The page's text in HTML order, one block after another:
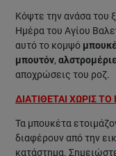
Κόψτε την ανάσα του
Ημέρα του Αγίου
αυτό το κομψό
μπουτόν,
αποχρώσεις του ροζ.
ΔΙΑΤΙΘΕΤΑΙ ΧΩΡΙΣ ΤΟ
Τα μπουκέτα
διαφέρουν από την
κατάστημα.